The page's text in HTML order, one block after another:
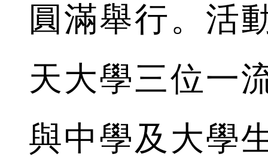
圓滿舉行。活
天大學三位一
與中學及大學